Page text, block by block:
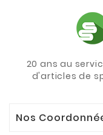
20 ans au
d'articles de
Nos